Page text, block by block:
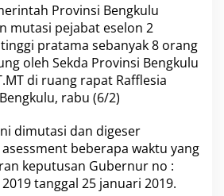
s
i
B
e
n
g
k
u
D
i
m
Provinsi Bengkulu
mutasi pejabat eselon 2
pratama sebanyak 8 orang
oleh Sekda Provinsi Bengkulu
di ruang rapat Rafflesia
rabu (6/2)
dimutasi dan digeser
beberapa waktu yang
keputusan Gubernur no :
tanggal 25 januari 2019.